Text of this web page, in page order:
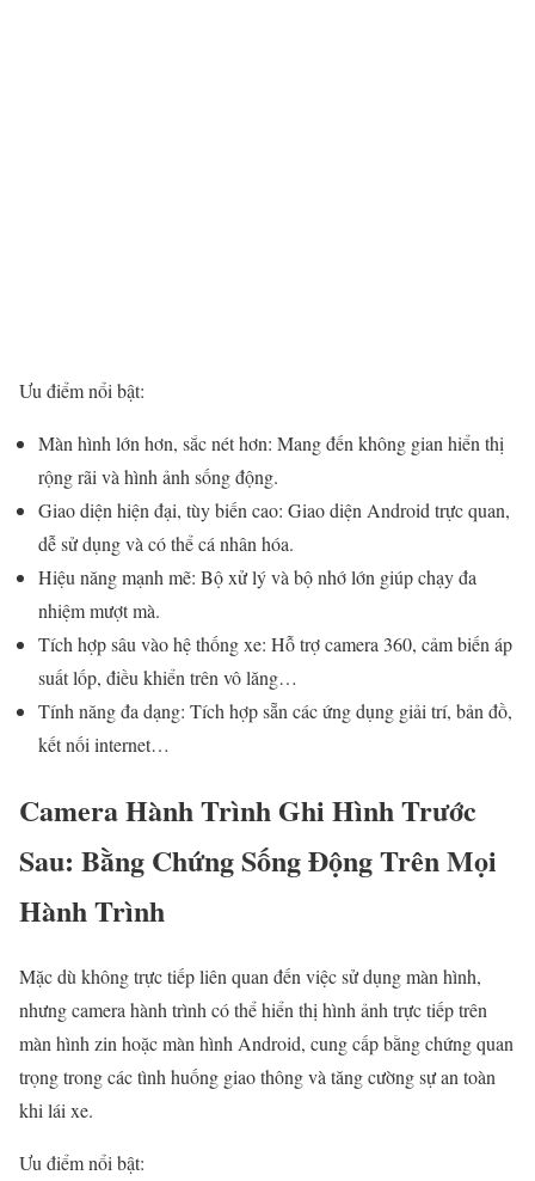
Ưu điểm nổi bật:
Màn hình lớn hơn, sắc nét hơn: Mang đến không gian hiển thị
rộng rãi và hình ảnh sống động.
Giao diện hiện đại, tùy biến cao: Giao diện Android trực quan,
dễ sử dụng và có thể cá nhân hóa.
Hiệu năng mạnh mẽ: Bộ xử lý và bộ nhớ lớn giúp chạy đa
nhiệm mượt mà.
Tích hợp sâu vào hệ thống xe: Hỗ trợ camera 360, cảm biến áp
suất lốp, điều khiển trên vô lăng…
Tính năng đa dạng: Tích hợp sẵn các ứng dụng giải trí, bản đồ,
kết nối internet…
Camera Hành Trình Ghi Hình Trước
Sau: Bằng Chứng Sống Động Trên Mọi
Hành Trình
Mặc dù không trực tiếp liên quan đến việc sử dụng màn hình,
nhưng camera hành trình có thể hiển thị hình ảnh trực tiếp trên
màn hình zin hoặc màn hình Android, cung cấp bằng chứng quan
trọng trong các tình huống giao thông và tăng cường sự an toàn
khi lái xe.
Ưu điểm nổi bật: